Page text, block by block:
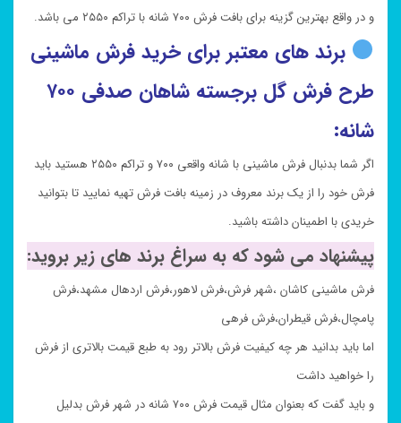
و در واقع بهترین گزینه برای بافت فرش ۷۰۰ شانه با تراکم ۲۵۵۰ می باشد.
برند های معتبر برای خرید فرش ماشینی
طرح فرش گل برجسته شاهان صدفی ۷۰۰
شانه:
اگر شما بدنبال فرش ماشینی با شانه واقعی ۷۰۰ و تراکم ۲۵۵۰ هستید باید
فرش خود را از یک برند معروف در زمینه بافت فرش تهیه نمایید تا بتوانید
خریدی با اطمینان داشته باشید.
پیشنهاد می شود که به سراغ برند های زیر بروید:
فرش ماشینی کاشان ،شهر فرش،فرش لاهور،فرش اردهال مشهد،فرش
پامچال،فرش قیطران،فرش فرهی
اما باید بدانید هر چه کیفیت فرش بالاتر رود به طبع قیمت بالاتری از فرش
را خواهید داشت
و باید گفت که بعنوان مثال قیمت فرش ۷۰۰ شانه در شهر فرش بدلیل